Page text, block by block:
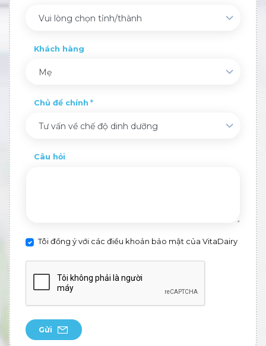
Vui lòng chọn tỉnh/thành
Khách hàng
Mẹ
Chủ đề chính
Tư vấn về chế độ dinh dưỡng
Câu hỏi
Tôi đồng ý với các điều khoản bảo mật của VitaDairy
Gửi